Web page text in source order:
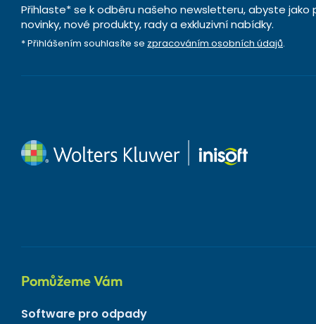
Přihlaste* se k odběru našeho newsletteru, abyste jako
novinky, nové produkty, rady a exkluzivní nabídky.
* Přihlášením souhlasíte se zpracováním osobních údajů.
Pomůžeme Vám
Software pro odpady